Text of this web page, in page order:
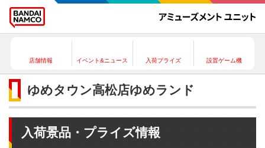
店舗情報 イベント&ニュース 入荷プライズ 設置ゲーム機
ゆめタウン高松店ゆめランド
入荷景品・プライズ情報